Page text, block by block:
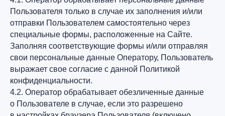
Пользователя только в случае их заполнения и/или
отправки Пользователем самостоятельно через
специальные формы, расположенные на Сайте.
Заполняя соответствующие формы и/или отправляя
свои персональные данные Оператору, Пользователь
выражает свое согласие с данной Политикой
конфиденциальности.
4.2. Оператор обрабатывает обезличенные данные
о Пользователе в случае, если это разрешено